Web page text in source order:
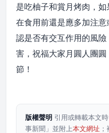
是吃柚子和賞月烤肉，如
在食用前還是應多加注
認是否有交互作用的風
害，祝福大家月圓人團
節！
版權聲明 引用或轉載本文
事新聞」並附上本文網址